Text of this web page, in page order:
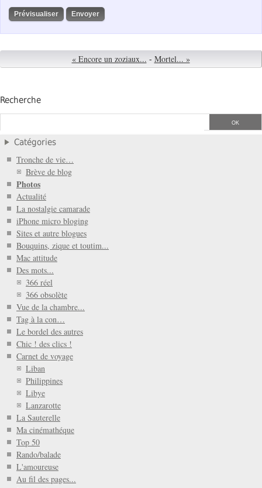
« Encore un zoziaux... - Mortel... »
Recherche
Catégories
Tronche de vie…
Brève de blog
Photos
Actualité
La nostalgie camarade
iPhone micro bloging
Sites et autre blogues
Bouquins, zique et toutim...
Mac attitude
Des mots...
366 réel
366 obsolète
Vue de la chambre...
Tag à la con…
Le bordel des autres
Chic ! des clics !
Carnet de voyage
Liban
Philippines
Libye
Lanzarotte
La Sauterelle
Ma cinémathéque
Top 50
Rando/balade
L'amoureuse
Au fil des pages...